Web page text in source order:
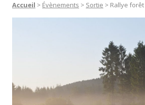
Accueil > Évènements > Sortie > Rallye forêt